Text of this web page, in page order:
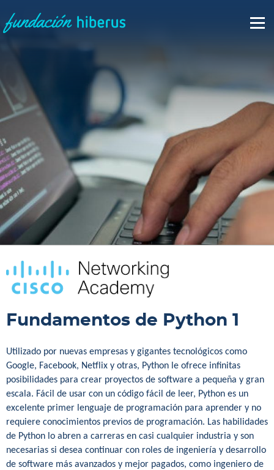
Fundamentos de Python 1
Utilizado por nuevas empresas y gigantes tecnológicos como
Google, Facebook, Netflix y otras, Python le ofrece infinitas
posibilidades para crear proyectos de software a pequeña y gran
escala. Fácil de usar con un código fácil de leer, Python es un
excelente primer lenguaje de programación para aprender y no
requiere conocimientos previos de programación. Las habilidades
de Python lo abren a carreras en casi cualquier industria y son
necesarias si desea continuar con roles de ingeniería y desarrollo
de software más avanzados y mejor pagados, como ingeniero de